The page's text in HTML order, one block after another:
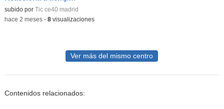
subido por
Tic ce40 madrid
-hace 2 meses- 8visualizaciones
Ver más del mismo centro
Contenidos relacionados: